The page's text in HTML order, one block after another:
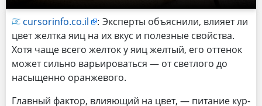
cursorinfo.co.il : Эксперты объяснили, влияет ли
цвет желтка яиц на их вкус и полезные свойства.
Хотя чаще всего желток у яиц желтый, его оттенок
может сильно варьироваться — от светлого до
насыщенно оранжевого.
Главный фактор, влияющий на цвет, — питание кур-